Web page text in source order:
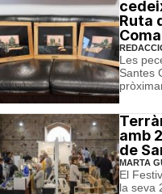
Ruta
Les
Santes
amb
de
MARTA
El
la seva